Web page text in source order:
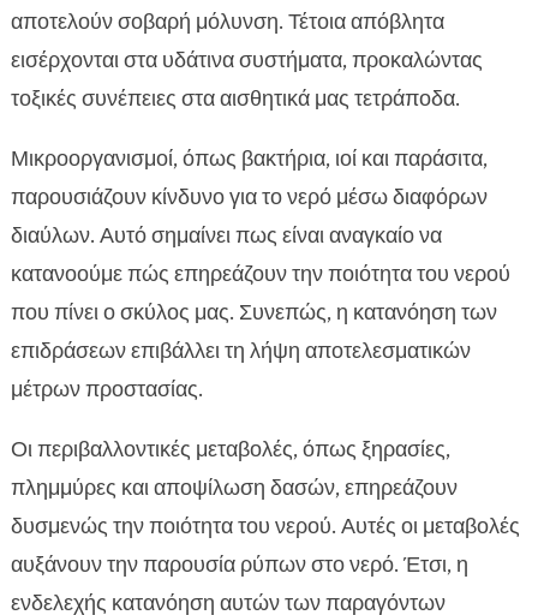
αποτελούν σοβαρή μόλυνση. Τέτοια απόβλητα
εισέρχονται στα υδάτινα συστήματα, προκαλώντας
τοξικές συνέπειες στα αισθητικά μας τετράποδα.
Μικροοργανισμοί, όπως βακτήρια, ιοί και παράσιτα,
παρουσιάζουν κίνδυνο για το νερό μέσω διαφόρων
διαύλων. Αυτό σημαίνει πως είναι αναγκαίο να
κατανοούμε πώς επηρεάζουν την ποιότητα του νερού
που πίνει ο σκύλος μας. Συνεπώς, η κατανόηση των
επιδράσεων επιβάλλει τη λήψη αποτελεσματικών
μέτρων προστασίας.
Οι περιβαλλοντικές μεταβολές, όπως ξηρασίες,
πλημμύρες και αποψίλωση δασών, επηρεάζουν
δυσμενώς την ποιότητα του νερού. Αυτές οι μεταβολές
αυξάνουν την παρουσία ρύπων στο νερό. Έτσι, η
ενδελεχής κατανόηση αυτών των παραγόντων